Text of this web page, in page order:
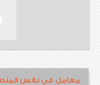
معامل في نفس